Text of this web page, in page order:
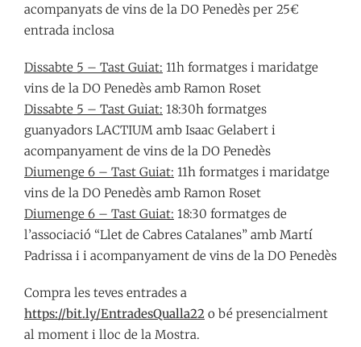
acompanyats de vins de la DO Penedès per 25€
entrada inclosa
Dissabte 5 – Tast Guiat: 11h formatges i maridatge
vins de la DO Penedès amb Ramon Roset
Dissabte 5 – Tast Guiat: 18:30h formatges
guanyadors LACTIUM amb Isaac Gelabert i
acompanyament de vins de la DO Penedès
Diumenge 6 – Tast Guiat: 11h formatges i maridatge
vins de la DO Penedès amb Ramon Roset
Diumenge 6 – Tast Guiat: 18:30 formatges de
l’associació “Llet de Cabres Catalanes” amb Martí
Padrissa i i acompanyament de vins de la DO Penedès
Compra les teves entrades a
https://bit.ly/EntradesQualla22 o bé presencialment
al moment i lloc de la Mostra.